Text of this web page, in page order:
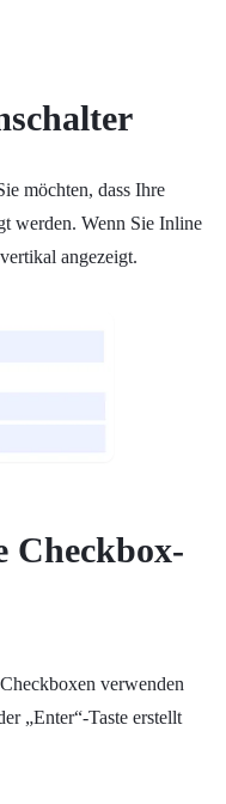
möchten, dass Ihre
werden. Wenn Sie Inline
angezeigt.
Checkbox-
verwenden
„Enter“-Taste erstellt